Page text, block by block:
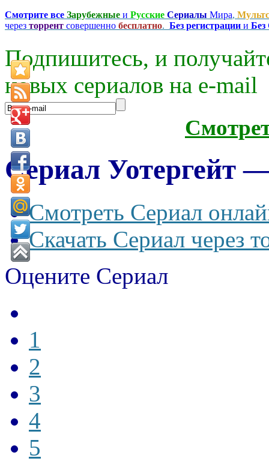
Смотрите все Зарубежные и Русские Сериалы Мира,
через торрент совершенно бесплатно. Без регистрации и
Подпишитесь, и
новых сериалов на e-mаil
Сериал Уотергейт
Смотреть Сериал
Скачать Сериал через
Оцените Сериал
1
2
3
4
5